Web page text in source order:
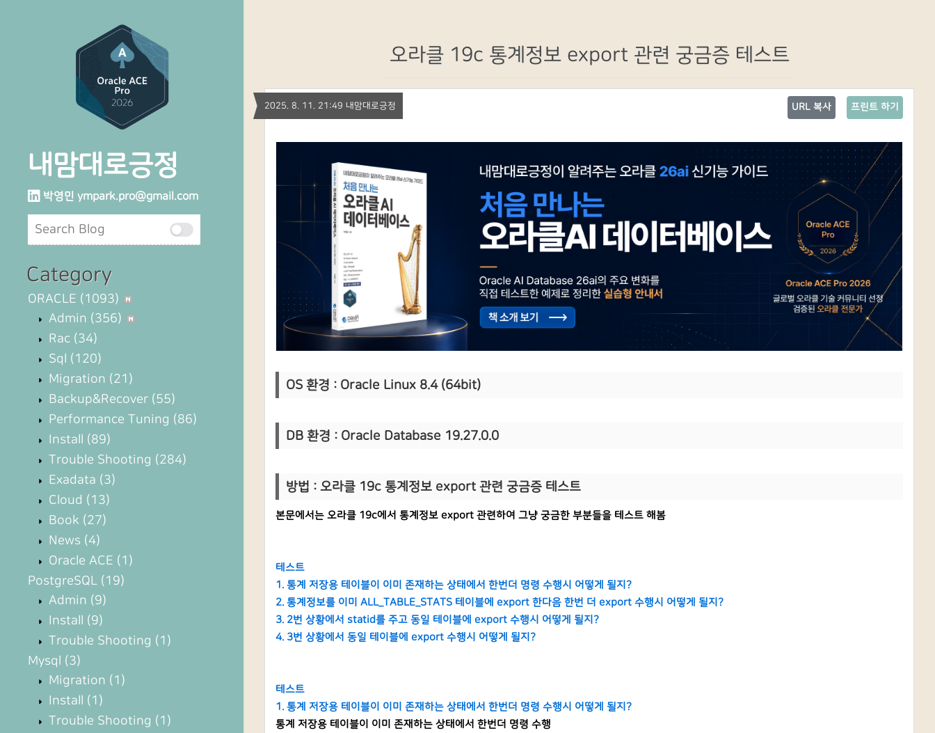
내맘대로긍정
박영민 ympark.pro@gmail.com
Category
ORACLE (1093)
Admin (356)
Rac (34)
Sql (120)
Migration (21)
Backup&Recover (55)
Performance Tuning (86)
Install (89)
Trouble Shooting (284)
Exadata (3)
Cloud (13)
Book (27)
News (4)
Oracle ACE (1)
PostgreSQL (19)
Admin (9)
Install (9)
Trouble Shooting (1)
Mysql (3)
Migration (1)
Install (1)
Trouble Shooting (1)
오라클 19c 통계정보 export 관련 궁금증 테스트
2025. 8. 11. 21:49 내맘대로긍정 프린트 하기
URL 복사
OS 환경 : Oracle Linux 8.4 (64bit)
DB 환경 : Oracle Database 19.27.0.0
방법 : 오라클 19c 통계정보 export 관련 궁금증 테스트
본문에서는 오라클 19c에서 통계정보 export 관련하여 그냥 궁금한 부분들을 테스트 해봄
테스트
1. 통계 저장용 테이블이 이미 존재하는 상태에서 한번더 명령 수행시 어떻게 될지?
2. 통계정보를 이미 ALL_TABLE_STATS 테이블에 export 한다음 한번 더 export 수행시 어떻게 될지?
3. 2번 상황에서 statid를 주고 동일 테이블에 export 수행시 어떻게 될지?
4. 3번 상황에서 동일 테이블에 export 수행시 어떻게 될지?
테스트
1. 통계 저장용 테이블이 이미 존재하는 상태에서 한번더 명령 수행시 어떻게 될지?
통계 저장용 테이블이 이미 존재하는 상태에서 한번더 명령 수행